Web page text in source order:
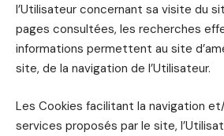
l’Utilisateur concernant sa visite du
pages consultées, les recherches
informations permettent au site
site, de la navigation de l’Utilisateur.
Les Cookies facilitant la navigation
services proposés par le site,